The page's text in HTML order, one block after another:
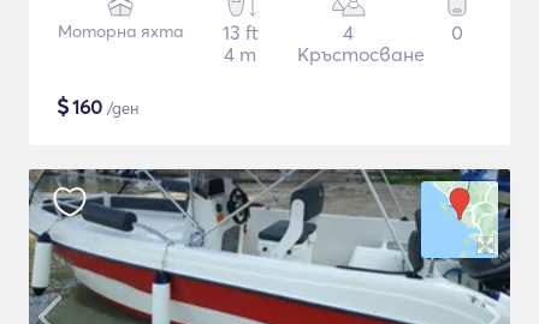
Моторна яхта
13 ft
4 m
4
Кръстосване
0
$160 /ден